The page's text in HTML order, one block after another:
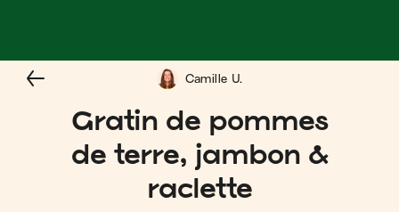
Gratin de pommes
de terre, jambon &
raclette
Camille U.